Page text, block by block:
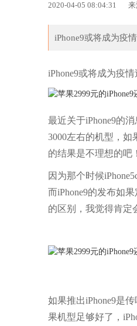
2020-04-05 08:04:31 来
iPhone9或将成为疫
iPhone9或将成为疫
最近关于iPhone9的
3000左右的机型，如
的结果是不理想的吧！
因为那个时候
而iPhone9的发布如
的区别，我觉得肯定
如果推出iPhone9是
果机型足够好了，
《生化